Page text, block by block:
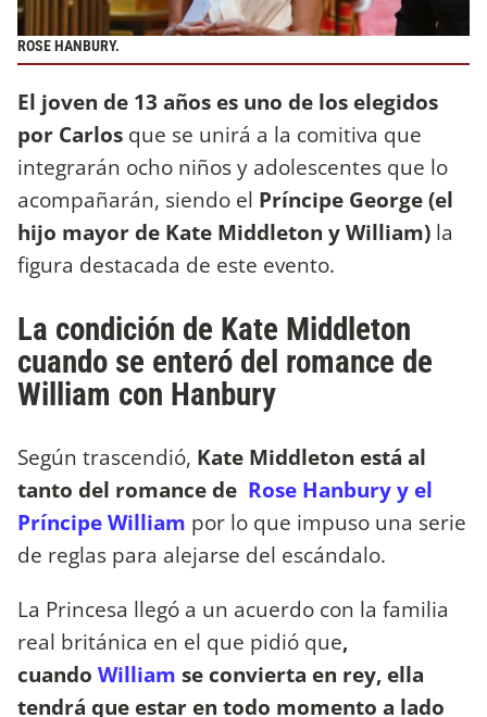
ROSE HANBURY.
El joven de 13 años es uno de los elegidos
por Carlos que se unirá a la comitiva que
integrarán ocho niños y adolescentes que lo
acompañarán, siendo el Príncipe George (el
hijo mayor de Kate Middleton y William) la
figura destacada de este evento.
La condición de Kate Middleton
cuando se enteró del romance de
William con Hanbury
Según trascendió, Kate Middleton está al
tanto del romance de Rose Hanbury y el
Príncipe William por lo que impuso una serie
de reglas para alejarse del escándalo.
La Princesa llegó a un acuerdo con la familia
real británica en el que pidió que,
cuando William se convierta en rey, ella
tendrá que estar en todo momento a lado